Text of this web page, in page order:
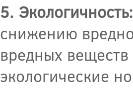
5. Экологичность:
снижению
вредных веществ
экологические